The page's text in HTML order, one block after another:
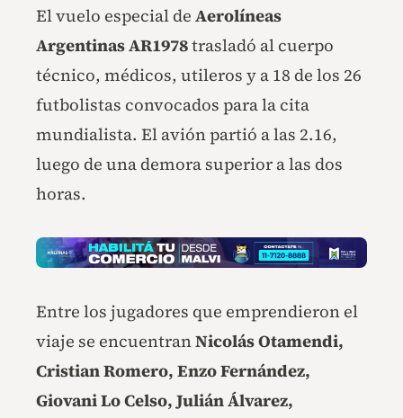
El vuelo especial de Aerolíneas
Argentinas AR1978trasladó al cuerpo
técnico, médicos, utileros y a 18 de los 26
futbolistas convocados para la cita
mundialista. El avión partió a las 2.16,
luego de una demora superior a las dos
horas.
Entre los jugadores que emprendieron el
viaje se encuentranNicolás Otamendi,
Cristian Romero, Enzo Fernández,
Giovani Lo Celso, Julián Álvarez,